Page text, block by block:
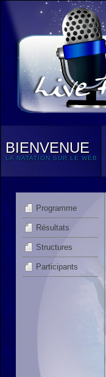
BIENVENUE
LA NATATION SUR LE WEB
Programme
Résultats
Structures
Participants